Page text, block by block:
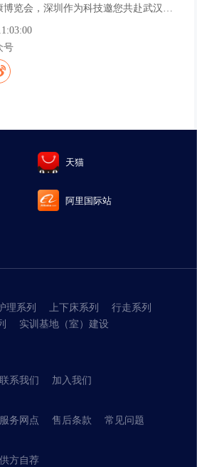
号
天猫
阿里国际站
理系列 上下床系列
行走系列
实训基地（室）建设
联系我们 加入我们
服务网点 售后条款 常见问题
供方自荐